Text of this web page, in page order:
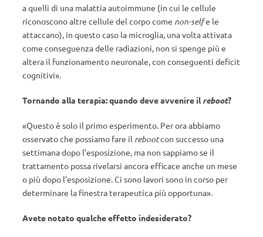
a quelli di una malattia autoimmune (in cui le cellule
riconoscono altre cellule del corpo come non-selfe le
attaccano), in questo caso la microglia, una volta attivata
come conseguenza delle radiazioni, non si spenge più e
altera il funzionamento neuronale, con conseguenti deficit
cognitivi».
Tornando alla terapia: quando deve avvenire ilreboot?
«Questo è solo il primo esperimento. Per ora abbiamo
osservato che possiamo fare il rebootcon successo una
settimana dopo l’esposizione, ma non sappiamo se il
trattamento possa rivelarsi ancora efficace anche un mese
o più dopo l’esposizione. Ci sono lavori sono in corso per
determinare la finestra terapeutica più opportuna».
Avete notato qualche effetto indesiderato?